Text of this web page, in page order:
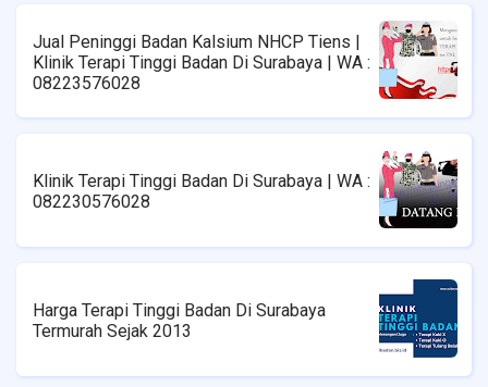
Jual Peninggi Badan Kalsium NHCP Tiens |
Klinik Terapi Tinggi Badan Di Surabaya | WA :
08223576028
Klinik Terapi Tinggi Badan Di Surabaya | WA :
082230576028
Harga Terapi Tinggi Badan Di Surabaya
Termurah Sejak 2013